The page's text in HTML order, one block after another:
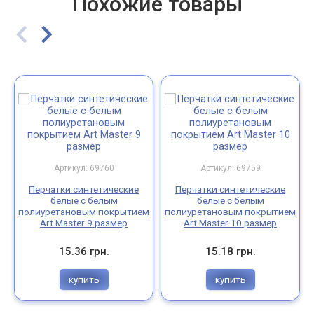
Артикул: 69760
Перчатки синтетические
белые с белым
полиуретановым покрытием
Art Master 9 размер
15.36 грн.
купить
Артикул: 69759
Перчатки синтетические
белые с белым
полиуретановым покрытием
Art Master 10 размер
15.18 грн.
купить